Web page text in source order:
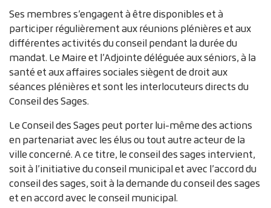
Ses membres s’engagent à être disponibles et à
participer régulièrement aux réunions plénières et aux
différentes activités du conseil pendant la durée du
mandat. Le Maire et l’Adjointe déléguée aux séniors, à la
santé et aux affaires sociales siègent de droit aux
séances plénières et sont les interlocuteurs directs du
Conseil des Sages.
Le Conseil des Sages peut porter lui-même des actions
en partenariat avec les élus ou tout autre acteur de la
ville concerné. A ce titre, le conseil des sages intervient,
soit à l’initiative du conseil municipal et avec l’accord du
conseil des sages, soit à la demande du conseil des sages
et en accord avec le conseil municipal.